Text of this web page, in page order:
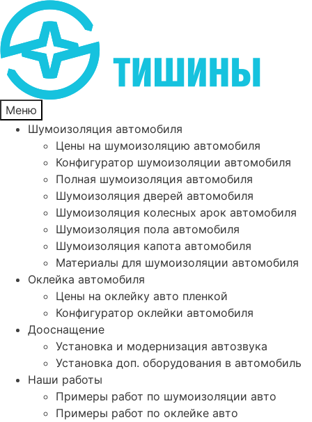
Меню
Шумоизоляция автомобиля
Цены на шумоизоляцию автомобиля
Конфигуратор шумоизоляции автомобиля
Полная шумоизоляция автомобиля
Шумоизоляция дверей автомобиля
Шумоизоляция колесных арок автомобиля
Шумоизоляция пола автомобиля
Шумоизоляция капота автомобиля
Материалы для шумоизоляции автомобиля
Оклейка автомобиля
Цены на оклейку авто пленкой
Конфигуратор оклейки автомобиля
Дооснащение
Установка и модернизация автозвука
Установка доп. оборудования в автомобиль
Наши работы
Примеры работ по шумоизоляции авто
Примеры работ по оклейке авто